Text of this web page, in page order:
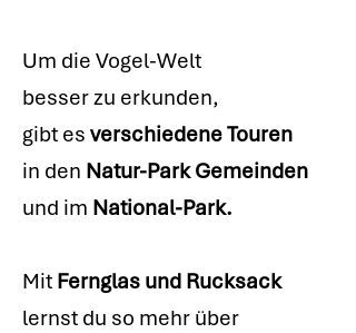
Um die Vogel-Welt
besser zu erkunden,
gibt es verschiedene Touren
in den Natur-Park Gemeinden
und im National-Park.
Mit Fernglas und Rucksack
lernst du so mehr über